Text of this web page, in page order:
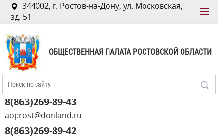
344002, г. Ростов-на-Дону, ул. Московская,
зд. 51
ОБЩЕСТВЕННАЯ ПАЛАТА РОСТОВСКОЙ ОБЛАСТИ
8(863)269-89-43
aoprost@donland.ru
8(863)269-89-42